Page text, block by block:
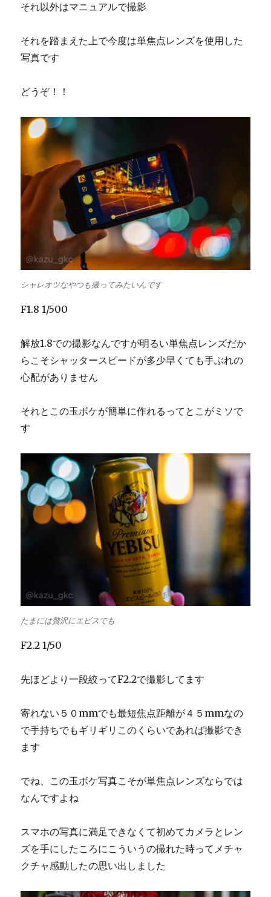
それ以外はマニュアルで撮影
それを踏まえた上で今度は単焦点レンズを使用した
写真です
どうぞ！！
シャレオツなやつも撮ってみたいんです
F1.8 1/500
解放1.8での撮影なんですが明るい単焦点レンズだか
らこそシャッタースピードが多少早くても手ぶれの
心配がありません
それとこの玉ボケが簡単に作れるってとこがミソで
す
たまには贅沢にエビスでも
F2.2 1/50
先ほどより一段絞ってF2.2で撮影してます
寄れない５０mmでも最短焦点距離が４５mmなの
で手持ちでもギリギリこのくらいであれば撮影でき
ます
でね、この玉ボケ写真こそが単焦点レンズならでは
なんですよね
スマホの写真に満足できなくて初めてカメラとレン
ズを手にしたころにこういうの撮れた時ってメチャ
クチャ感動したの思い出しました